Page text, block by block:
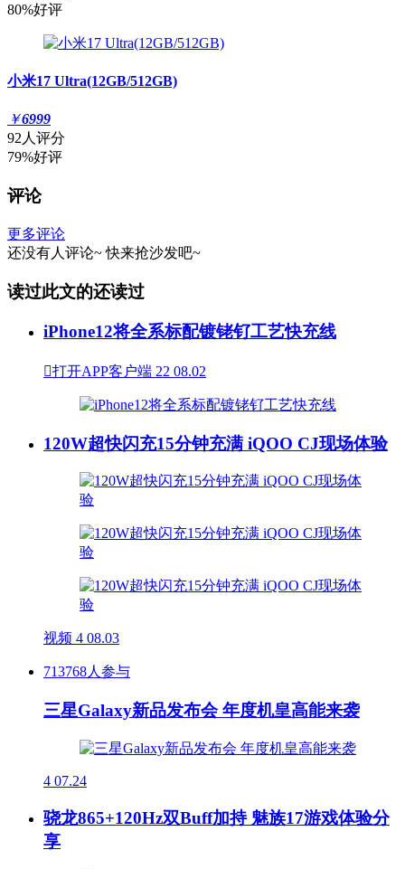
80%好评
小米17 Ultra(12GB/512GB)
￥6999
92人评分
79%好评
评论
更多评论
还没有人评论~ 快来抢沙发吧~
读过此文的还读过
iPhone12将全系标配镀铑钌工艺快充线
打开APP客户端 22 08.02
120W超快闪充15分钟充满 iQOO CJ现场体验
视频 4 08.03
713768人参与
三星Galaxy新品发布会 年度机皇高能来袭
4 07.24
骁龙865+120Hz双Buff加持 魅族17游戏体验分
享